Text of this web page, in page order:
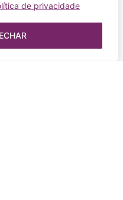
de privacidade